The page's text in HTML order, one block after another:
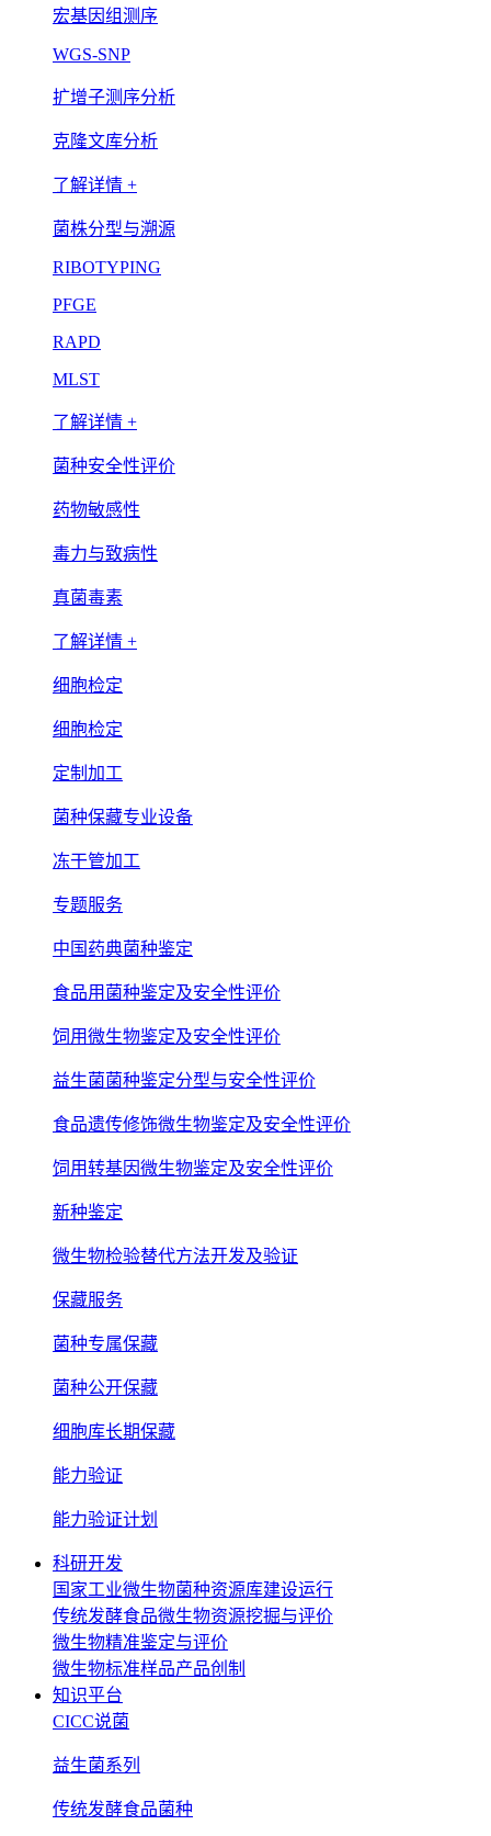
宏基因组测序
WGS-SNP
扩增子测序分析
克隆文库分析
了解详情 +
菌株分型与溯源
RIBOTYPING
PFGE
RAPD
MLST
了解详情 +
菌种安全性评价
药物敏感性
毒力与致病性
真菌毒素
了解详情 +
细胞检定
细胞检定
定制加工
菌种保藏专业设备
冻干管加工
专题服务
中国药典菌种鉴定
食品用菌种鉴定及安全性评价
饲用微生物鉴定及安全性评价
益生菌菌种鉴定分型与安全性评价
食品遗传修饰微生物鉴定及安全性评价
饲用转基因微生物鉴定及安全性评价
新种鉴定
微生物检验替代方法开发及验证
保藏服务
菌种专属保藏
菌种公开保藏
细胞库长期保藏
能力验证
能力验证计划
科研开发
国家工业微生物菌种资源库建设运行
传统发酵食品微生物资源挖掘与评价
微生物精准鉴定与评价
微生物标准样品产品创制
知识平台
CICC说菌
益生菌系列
传统发酵食品菌种